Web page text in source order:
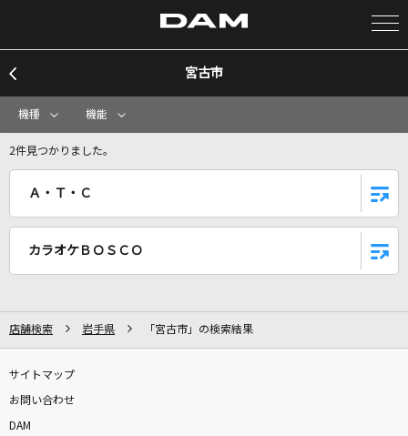
カラオケ検索
リアルタイムで歌われている曲の一覧
優里
[生音]NAO
宮古市
機種 機能
2件見つかりました。
Ａ・Ｔ・Ｃ
カラオケＢＯＳＣＯ
店舗検索 岩手県 「宮古市」の検索結果
サイトマップ
お問い合わせ
DAM